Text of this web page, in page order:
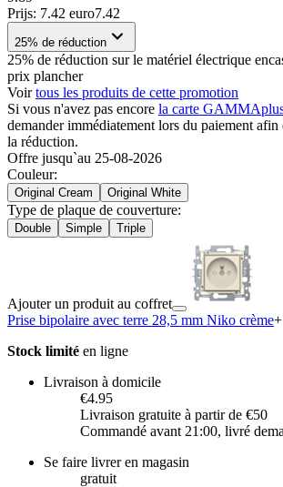
Prijs: 7.42 euro7.42
25% de réduction
25% de réduction sur le matériel électrique
prix plancher
Voirtous les produits de cette promotion
Si vous n'avez pas encore la carte
demander immédiatement lors du paiement afin
la réduction.
Offre jusqu`au 25-08-2026
Couleur:
Original Cream Original White
Type de plaque de couverture:
Double Simple Triple
Ajouter un produit au coffret
Prise bipolaire avec terre 28,5 mm Niko crème
Stock limité en ligne
Livraison à domicile
€4.95
Livraison gratuite à partir de €50
Commandé avant 21:00, livré
Se faire livrer en magasin
gratuit